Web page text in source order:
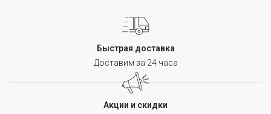
Быстрая доставка
Доставим за 24 часа
Акции и скидки